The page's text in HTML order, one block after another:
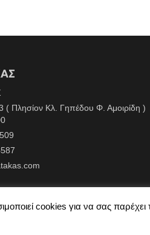
( Πλησίον Κλ. Γηπέδου Φ. Αμοιρίδη )
cookies για να σας